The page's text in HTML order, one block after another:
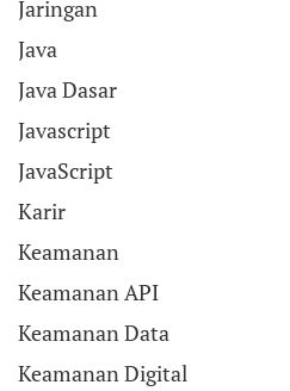
Jaringan
Java
Java Dasar
Javascript
JavaScript
Karir
Keamanan
Keamanan API
Keamanan Data
Keamanan Digital